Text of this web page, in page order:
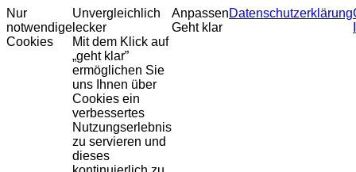
Nur
notwendige
Cookies
Unvergleichlich
lecker
Mit dem Klick auf
„geht klar”
ermöglichen Sie
uns Ihnen über
Cookies ein
verbessertes
Nutzungserlebnis
zu servieren und
dieses
Anpassen
Geht klar
Datenschutzerklärung